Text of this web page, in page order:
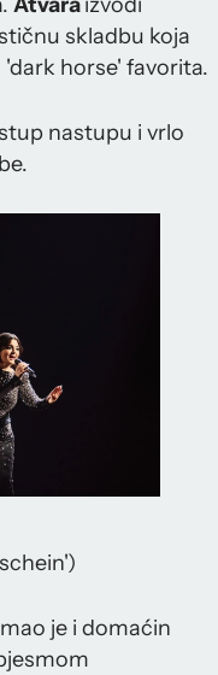
skladbu koja
horse' favorita.
nastupu i vrlo
je i domaćin